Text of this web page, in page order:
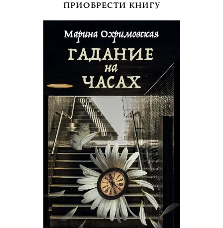
ПРИОБРЕСТИ КНИГУ